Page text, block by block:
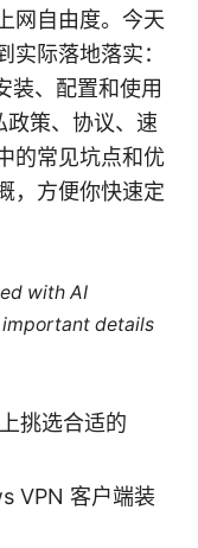
网自由度。今天
际落地落实：
装、配置和使用
策、协议、速
的常见坑点和优
，方便你快速定
with AI
details
挑选合适的
VPN 客户端装